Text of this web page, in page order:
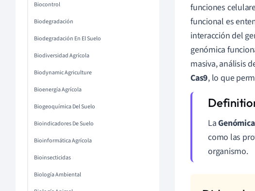
Biocontrol
Biodegradación
Biodegradación En El Suelo
Biodiversidad Agrícola
Biodynamic Agriculture
Bioenergía Agrícola
Biogeoquímica Del Suelo
Bioindicadores De Suelo
Bioinformática Agrícola
Bioinsecticidas
Biología Ambiental
funciones
funcional es
interacción del
genómica
masiva, análisis
Cas9, lo que
La
como las
organismo.